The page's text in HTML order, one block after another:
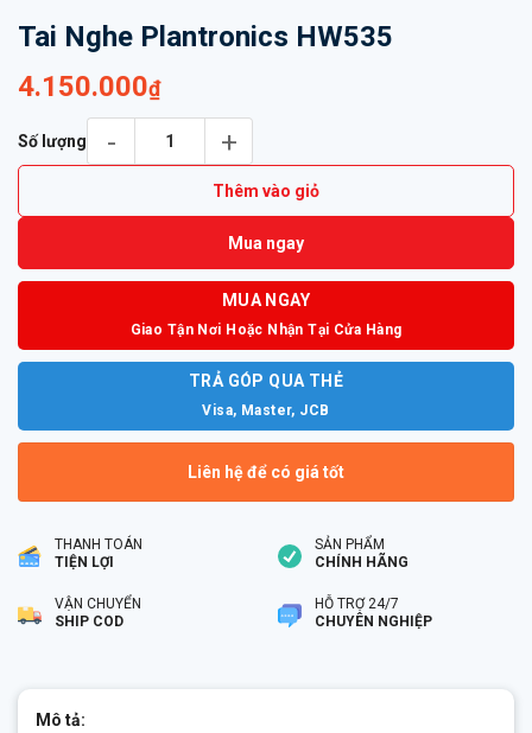
Tai Nghe Plantronics HW535
4.150.000₫
Số lượng
Thêm vào giỏ
Mua ngay
MUA NGAY
Giao Tận Nơi Hoặc Nhận Tại Cửa Hàng
TRẢ GÓP QUA THẺ
Visa, Master, JCB
Liên hệ để có giá tốt
THANH TOÁN
TIỆN LỢI
SẢN PHẨM
CHÍNH HÃNG
VẬN CHUYỂN
SHIP COD
HỖ TRỢ 24/7
CHUYÊN NGHIỆP
Mô tả: